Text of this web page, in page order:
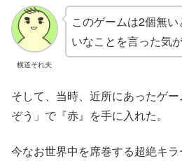
横道それ夫
このゲームは2個無
いなことを言った気が
そして、当時、近所にあったゲ
ぞう」で『赤』を手に入れた。
今なお世界中を席巻する超絶キ